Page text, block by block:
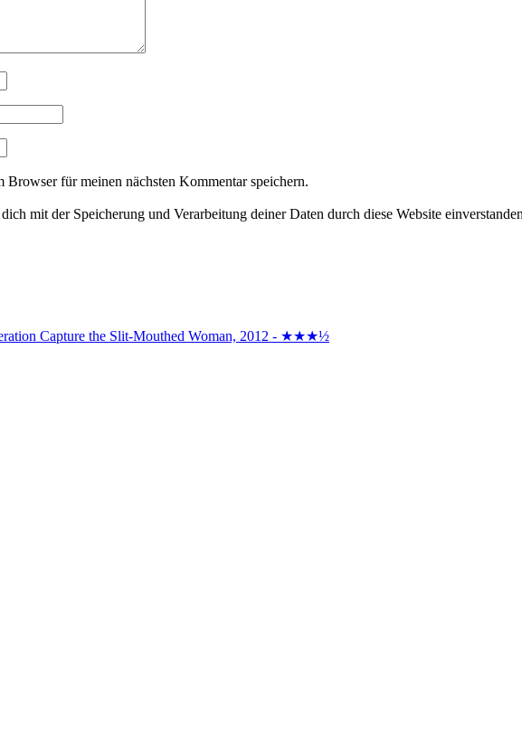
für meinen nächsten Kommentar speichern.
mit der Speicherung und Verarbeitung deiner Daten durch diese Website
Capture the Slit-Mouthed Woman, 2012 - ★★★½